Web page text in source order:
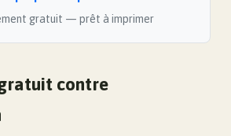
gratuit — prêt à imprimer
contre